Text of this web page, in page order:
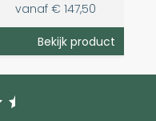
vanaf € 147,50
Bekijk product